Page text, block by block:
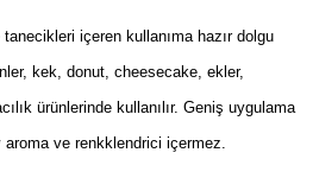
içeren kullanıma hazır dolgu
kek, donut, cheesecake, ekler,
ürünlerinde kullanılır. Geniş uygulama
aroma ve renkklendrici içermez.